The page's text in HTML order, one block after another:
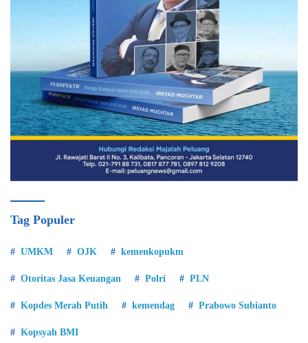
Tag Populer
UMKM OJK kemenkopukm
Otoritas Jasa Keuangan Polri PLN
Kopdes Merah Putih kemendag Prabowo Subianto
Kopsyah BMI